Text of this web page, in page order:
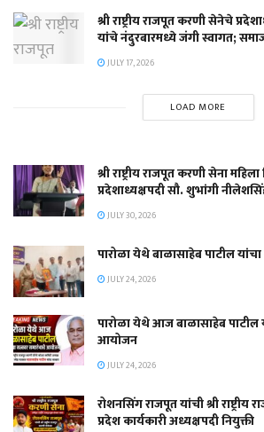
श्री राष्ट्रीय राजपूत करणी सेनेचे
यांचे नंदुरबारमध्ये जंगी स्वागत;
JULY 17, 2026
LOAD MORE
श्री राष्ट्रीय राजपूत करणी सेना महिला
प्रदेशाध्यक्षपदी सौ. शुभांगी
JULY 30, 2026
पारोळा येथे बाळासाहेब पाटील
JULY 24, 2026
पारोळा येथे आज बाळासाहेब पाटील
आयोजन
JULY 24, 2026
रोशनसिंग राजपूत यांची श्री
प्रदेश कार्यकारी अध्यक्षपदी नियुक्ती